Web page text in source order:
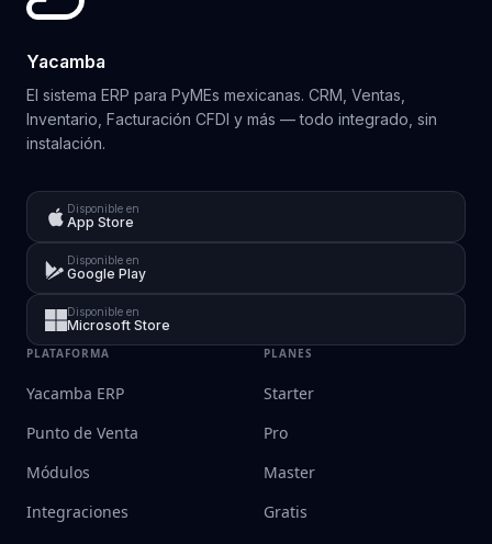
Yacamba
El sistema ERP para PyMEs mexicanas. CRM, Ventas,
Inventario, Facturación CFDI y más — todo integrado, sin
instalación.
Disponible en
App Store
Disponible en
Google Play
Disponible en
Microsoft Store
PLATAFORMA
Yacamba ERP
Punto de Venta
Módulos
Integraciones
PLANES
Starter
Pro
Master
Gratis